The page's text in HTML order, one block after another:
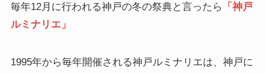
毎年12月に行われる神戸の冬の祭典と言ったら
「神戸
ルミナリエ」
1995年から毎年開催される神戸ルミナリエは、神戸に